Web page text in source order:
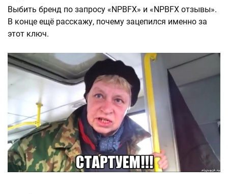
Выбить бренд по запросу «NPBFX» и «NPBFX отзывы».
В конце ещё расскажу, почему зацепился именно за
этот ключ.